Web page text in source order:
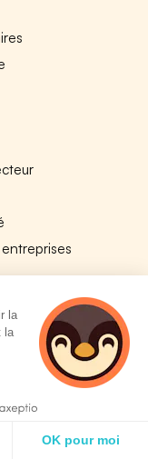
la
la
OK pour moi
4 personnes
consultent
actuellement cette